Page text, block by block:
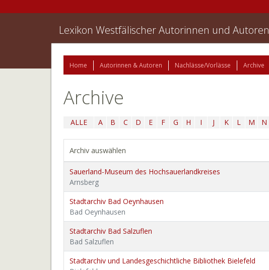
Lexikon Westfälischer Autorinnen und Autoren
Home Autorinnen & Autoren Nachlässe/Vorlässe Archive
Archive
ALLE A B C D E F G H I J K L M N
Archiv auswählen
Sauerland-Museum des Hochsauerlandkreises
Arnsberg
Stadtarchiv Bad Oeynhausen
Bad Oeynhausen
Stadtarchiv Bad Salzuflen
Bad Salzuflen
Stadtarchiv und Landesgeschichtliche Bibliothek Bielefeld